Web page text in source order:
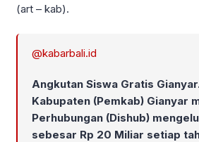
(art – kab).
@kabarbali.id
Angkutan Siswa Gratis
Kabupaten (Pemkab) Gianyar
Perhubungan (Dishub)
sebesar Rp 20 Miliar setiap